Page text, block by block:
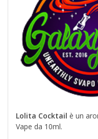
Lolita Cocktail è un
Vape da 10ml.